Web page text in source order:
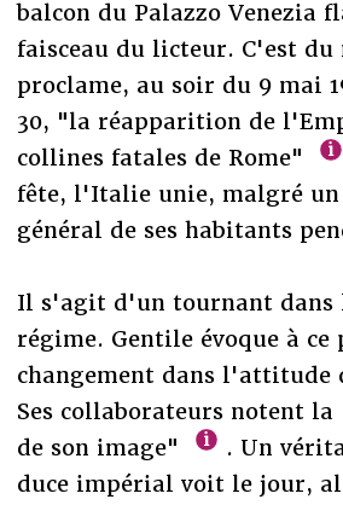
balcon du Palazzo Venezia
faisceau du licteur. C'est
proclame, au soir du 9 mai
30, "la réapparition de
collines fatales de Rome"
fête, l'Italie unie, malgré un
général de ses habitants
Il s'agit d'un tournant
régime. Gentile évoque à ce
changement dans l'attitude
Ses collaborateurs notent
de son image"
. Un
duce impérial voit le jour,